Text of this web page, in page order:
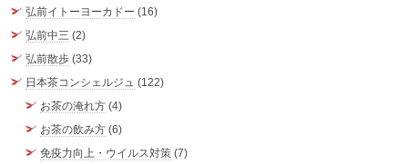
弘前イトーヨーカドー (16)
弘前中三 (2)
弘前散歩 (33)
日本茶コンシェルジュ (122)
お茶の淹れ方 (4)
お茶の飲み方 (6)
免疫力向上・ウイルス対策 (7)